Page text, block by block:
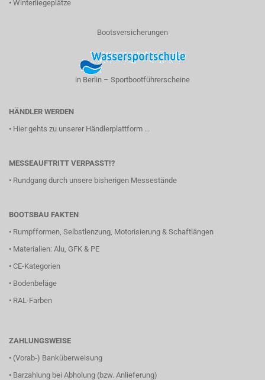
• Winterliegeplätze
Bootsversicherungen
in Berlin – Sportbootführerscheine
HÄNDLER WERDEN
• Hier gehts zu unserer Händlerplattform ...
MESSEAUFTRITT VERPASST!?
• Rundgang durch unsere bisherigen Messestände
BOOTSBAU FAKTEN
• Rumpfformen, Selbstlenzung, Motorisierung & Schaftlängen
• Materialien: Alu, GFK & PE
• CE-Kategorien
• Bodenbeläge
• RAL-Farben
ZAHLUNGSWEISE
• (Vorab-) Banküberweisung
• Barzahlung bei Abholung (bzw. Anlieferung)